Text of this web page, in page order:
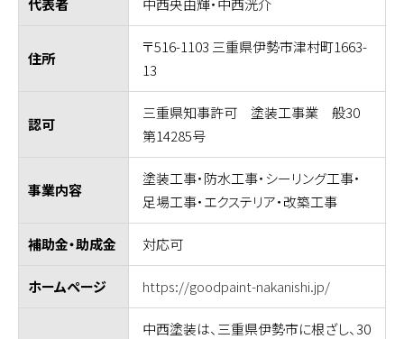
代表者 中西央由輝・中西洸介
住所
〒516-1103 三重県伊勢市津村町1663-
13
認可
三重県知事許可 塗装工事業 般30
第14285号
事業内容
塗装工事・防水工事・シーリング工事・
足場工事・エクステリア・改築工事
補助金・助成金 対応可
ホームページ https://goodpaint-nakanishi.jp/
中西塗装は、三重県伊勢市に根ざし、30